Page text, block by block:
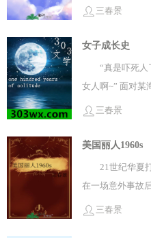
有人认为这是个
服，是照抄外国
下滤镜，那都谈
来的所谓好作品
更何况，金珠美
输！金珠美一路
是‘最高影后\\’，
喜欢写不同地区
三春景
女子成长史
“真是吓死
女人啊~” 面对某
笑眯眯，内心妈
有雄英高中教育
职做过团扇家族
三春景
美国丽人1960s
21世纪华夏
在一场意外事故
坏，除了少数高
三春景